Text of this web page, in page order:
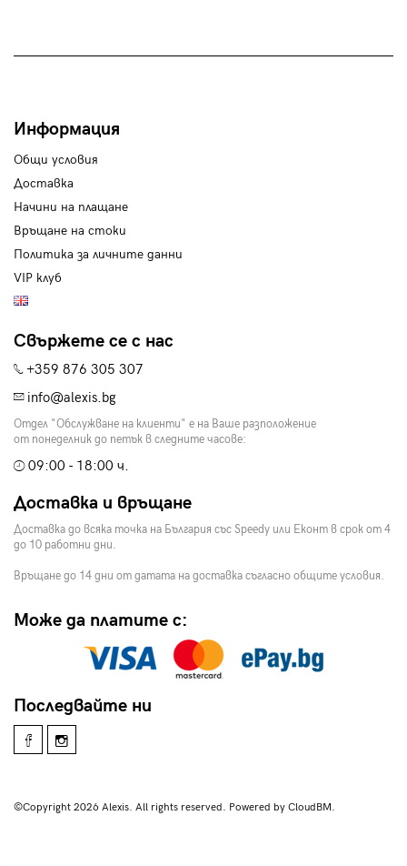
Информация
Общи условия
Доставка
Начини на плащане
Връщане на стоки
Политика за личните данни
VIP клуб
Свържете се с нас
+359 876 305 307
info@alexis.bg
Отдел "Обслужване на клиенти" е на Ваше разположение
от понеделник до петък в следните часове:
09:00 - 18:00 ч.
Доставка и връщане
Доставка до всяка точка на България със Speedy или Еконт в срок от 4
до 10 работни дни.
Връщане до 14 дни от датата на доставка съгласно общите условия.
Може да платите с:
Последвайте ни
©Copyright 2026 Alexis. All rights reserved. Powered by CloudBM.